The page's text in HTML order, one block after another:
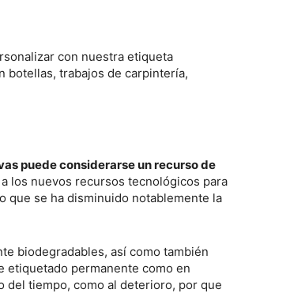
con nuestra etiqueta
botellas, trabajos de carpintería,
puede considerarse un recurso de
los nuevos recursos tecnológicos para
que se ha disminuido notablemente la
biodegradables, así como también
etiquetado permanente como en
del tiempo, como al deterioro, por que